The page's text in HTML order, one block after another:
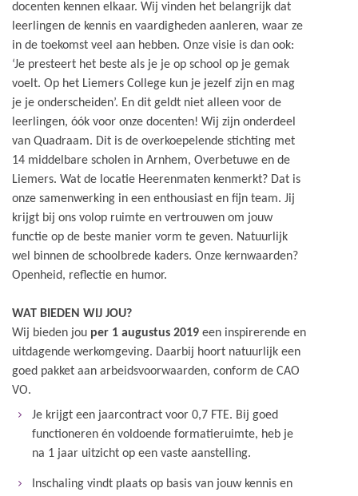
docenten kennen elkaar. Wij vinden het belangrijk dat
leerlingen de kennis en vaardigheden aanleren, waar ze
in de toekomst veel aan hebben. Onze visie is dan ook:
‘Je presteert het beste als je je op school op je gemak
voelt. Op het Liemers College kun je jezelf zijn en mag
je je onderscheiden’. En dit geldt niet alleen voor de
leerlingen, óók voor onze docenten! Wij zijn onderdeel
van Quadraam. Dit is de overkoepelende stichting met
14 middelbare scholen in Arnhem, Overbetuwe en de
Liemers. Wat de locatie Heerenmaten kenmerkt? Dat is
onze samenwerking in een enthousiast en fijn team. Jij
krijgt bij ons volop ruimte en vertrouwen om jouw
functie op de beste manier vorm te geven. Natuurlijk
wel binnen de schoolbrede kaders. Onze kernwaarden?
Openheid, reflectie en humor.
WAT BIEDEN WIJ JOU?
Wij bieden jou per 1 augustus 2019 een inspirerende en
uitdagende werkomgeving. Daarbij hoort natuurlijk een
goed pakket aan arbeidsvoorwaarden, conform de CAO
VO.
Je krijgt een jaarcontract voor 0,7 FTE. Bij goed
functioneren én voldoende formatieruimte, heb je
na 1 jaar uitzicht op een vaste aanstelling.
Inschaling vindt plaats op basis van jouw kennis en